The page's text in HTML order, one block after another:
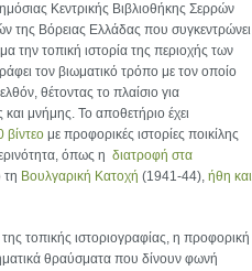
Κεντρικής Βιβλιοθήκης Σερρών
της Βόρειας Ελλάδας που συγκεντρώνει
την τοπική ιστορία της περιοχής των
τον βιωματικό τρόπο με τον οποίο
θέτοντας το πλαίσιο για
μνήμης. Το αποθετήριο έχει
με προφορικές ιστορίες ποικίλης
όπως η διατροφή στα
τη Βουλγαρική Κατοχή (1941-44), ήθη και
τοπικής ιστοριογραφίας, η προφορική
θραύσματα που δίνουν φωνή